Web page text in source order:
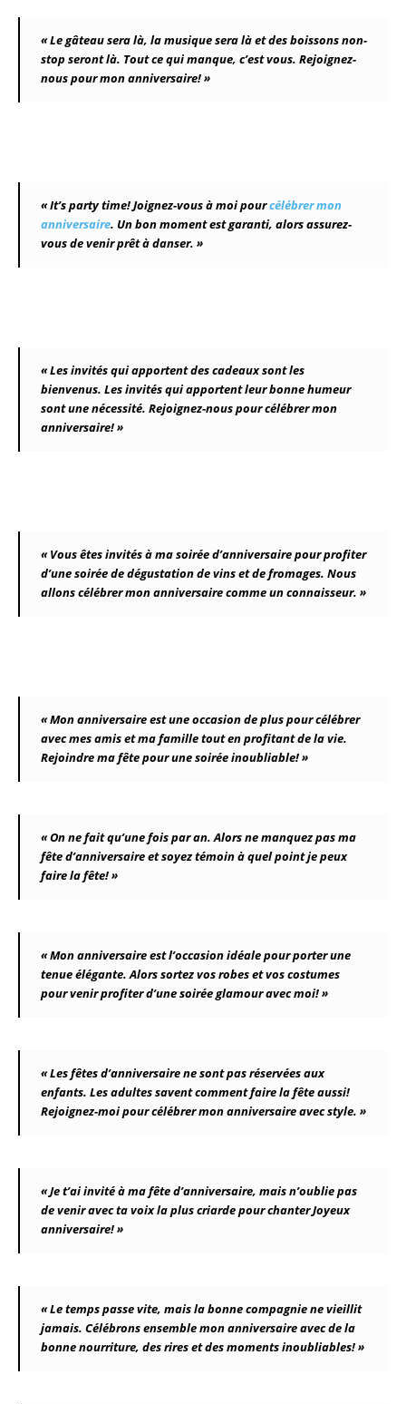
« Le gâteau sera là, la musique sera là et des boissons non-
stop seront là. Tout ce qui manque, c’est vous. Rejoignez-
nous pour mon anniversaire! »
« It’s party time! Joignez-vous à moi pourcélébrer mon
anniversaire. Un bon moment est garanti, alors assurez-
vous de venir prêt à danser. »
« Les invités qui apportent des cadeaux sont les
bienvenus. Les invités qui apportent leur bonne humeur
sont une nécessité. Rejoignez-nous pour célébrer mon
anniversaire! »
« Vous êtes invités à ma soirée d’anniversaire pour profiter
d’une soirée de dégustation de vins et de fromages. Nous
allons célébrer mon anniversaire comme un connaisseur. »
« Mon anniversaire est une occasion de plus pour célébrer
avec mes amis et ma famille tout en profitant de la vie.
Rejoindre ma fête pour une soirée inoubliable! »
« On ne fait qu’une fois par an. Alors ne manquez pas ma
fête d’anniversaire et soyez témoin à quel point je peux
faire la fête! »
« Mon anniversaire est l’occasion idéale pour porter une
tenue élégante. Alors sortez vos robes et vos costumes
pour venir profiter d’une soirée glamour avec moi! »
« Les fêtes d’anniversaire ne sont pas réservées aux
enfants. Les adultes savent comment faire la fête aussi!
Rejoignez-moi pour célébrer mon anniversaire avec style. »
« Je t’ai invité à ma fête d’anniversaire, mais n’oublie pas
de venir avec ta voix la plus criarde pour chanter Joyeux
anniversaire! »
« Le temps passe vite, mais la bonne compagnie ne vieillit
jamais. Célébrons ensemble mon anniversaire avec de la
bonne nourriture, des rires et des moments inoubliables! »